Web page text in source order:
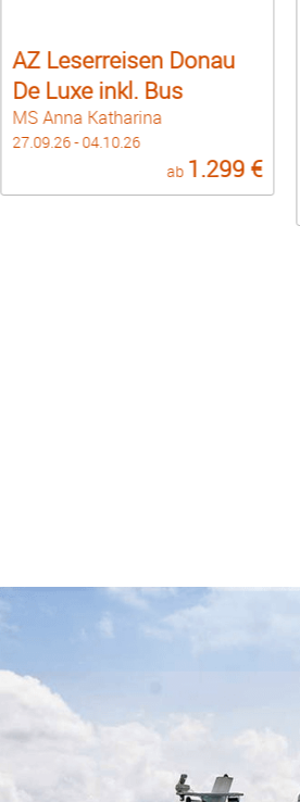
AZ Leserreisen Donau
De Luxe inkl. Bus
MS Anna Katharina
27.09.26 - 04.10.26
ab 1.299 €